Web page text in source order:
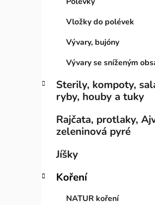
l
Vložky do polévek
Vývary, bujóny
Vývary se sníženým
Sterily, kompoty,
ryby, houby a tuky
Rajčata, protlaky,
zeleninová pyré
Jíšky
Koření
NATUR koření